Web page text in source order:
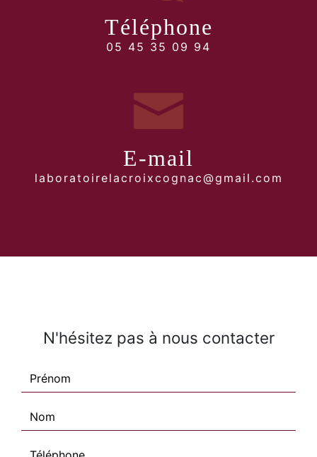
Téléphone
05 45 35 09 94
E-mail
laboratoirelacroixcognac@gmail.com
N'hésitez pas à nous contacter